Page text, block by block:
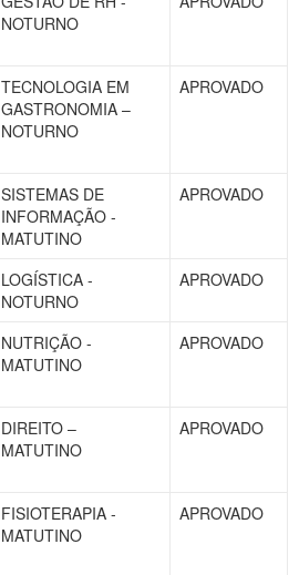
NOTURNO
TECNOLOGIA EM
GASTRONOMIA –
NOTURNO
APROVADO
SISTEMAS DE
INFORMAÇÃO -
MATUTINO
APROVADO
LOGÍSTICA -
NOTURNO
APROVADO
NUTRIÇÃO -
MATUTINO
APROVADO
DIREITO –
MATUTINO
APROVADO
FISIOTERAPIA -
MATUTINO
APROVADO